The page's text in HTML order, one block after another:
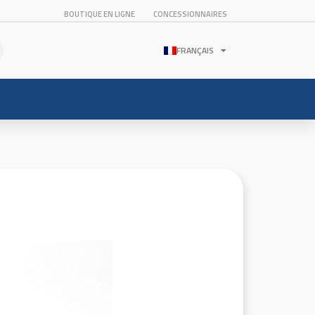
BOUTIQUE EN LIGNE CONCESSIONNAIRES
FRANÇAIS